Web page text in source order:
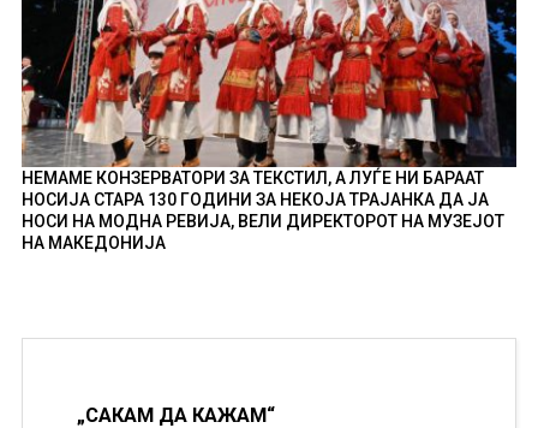
НЕМАМЕ КОНЗЕРВАТОРИ ЗА ТЕКСТИЛ, А ЛУЃЕ НИ БАРААТ
НОСИЈА СТАРА 130 ГОДИНИ ЗА НЕКОЈА ТРАЈАНКА ДА ЈА
НОСИ НА МОДНА РЕВИЈА, ВЕЛИ ДИРЕКТОРОТ НА МУЗЕЈОТ
НА МАКЕДОНИЈА
„САКАМ ДА КАЖАМ“